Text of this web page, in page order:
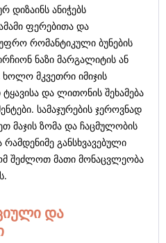
დიზაინს ანიჭებს
ფერებითა და
რომანტიკული ბუნების
ნაზი მარგალიტის ან
ხოლო მკვეთრი იმიჯის
და ლითონის შეხამება
სამაჯურების ჯეროვნად
მაჯის ზომა და ჩაცმულობის
რამდენიმე განსხვავებული
შეძლოთ მათი მონაცვლეობა
და